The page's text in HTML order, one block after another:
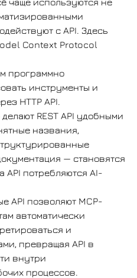
с API. Здесь
Context Protocol
программно
инструменты и
HTTP API.
REST API удобными
названия,
— становятся
API потребляются AI-
API позволяют MCP-
автоматически
и
превращая API в
внутри
процессов.